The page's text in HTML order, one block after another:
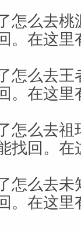
怎么去
。在这里
怎么去
。在这里
怎么去
找回。在
怎么去
。在这里